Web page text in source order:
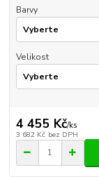
Barvy
Velikost
4 455 Kč/ks
3 682 Kč bez DPH